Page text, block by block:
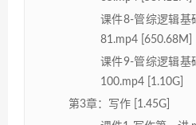
课件8-管综逻辑
81.mp4 [650.68M]
课件9-管综逻辑
100.mp4 [1.10G]
第3章：写作 [1.45G]